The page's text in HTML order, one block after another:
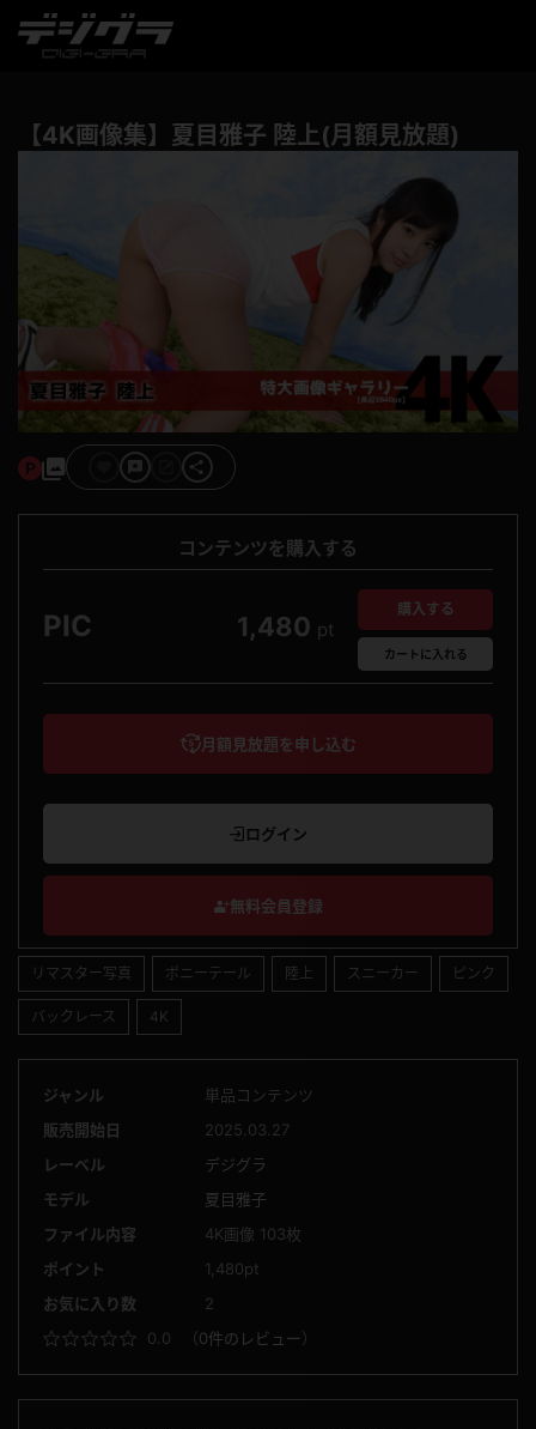
【4K画像集】夏目雅子 陸上(月額見放題)
リマスター写真 ポニーテール 陸上 スニーカー ピンク
バックレース 4K
ジャンル
単品コンテンツ
販売開始日
2025.03.27
レーベル
デジグラ
モデル
夏目雅子
ファイル内容
4K画像 103枚
ポイント
1,480pt
お気に入り数
2
0.0
（0件のレビュー）
コンテンツを購入する
PIC 1,480 pt
購入する
カート に入れる
月額見放題を申し込む
ログイン
無料会員登録